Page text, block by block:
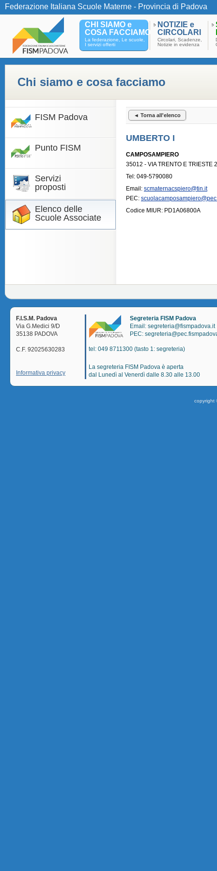
Federazione Italiana Scuole Materne - Provincia di Padova
CHI SIAMO e
COSA FACCIAMO
La federazione, Le scuole,
I servizi offerti
NOTIZIE e
CIRCOLARI
Circolari, Scadenze,
Notizie in evidenza
Chi siamo e cosa facciamo
FISM Padova
Punto FISM
Servizi
proposti
Elenco delle
Scuole Associate
◄ Torna all'elenco
UMBERTO I
CAMPOSAMPIERO
35012 - VIA TRENTO E TRIESTE
Tel: 049-5790080
Email: scmaternacspiero@tin.it
PEC:
Codice MIUR: PD1A06800A
F.I.S.M. Padova
Via G.Medici 9/D
35138 PADOVA
C.F. 92025630283
Informativa privacy
Segreteria FISM Padova
Email: segreteria@fismpadova.it
PEC:
tel: 049 8711300 (tasto 1: segreteria)
La segreteria FISM Padova è aperta
dal Lunedì al Venerdì dalle 8.30 alle 13.00
copyright